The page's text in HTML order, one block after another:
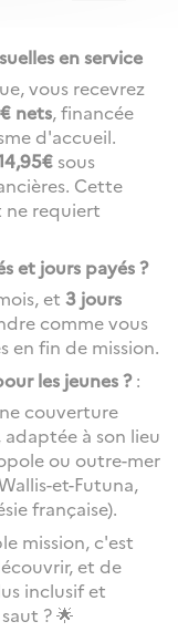
en service
vous recevrez
nets, financée
d'accueil.
sous
Cette
requiert
et jours payés ?
et 3 jours
comme vous
en fin de mission.
les jeunes ?:
couverture
à son lieu
ou outre-mer
et-Futuna,
française).
mission, c'est
et de
inclusif et
? 🌟